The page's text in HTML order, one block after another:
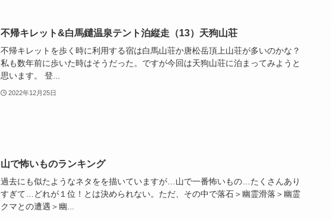
不帰キレット&白馬鑓温泉テント泊縦走（13）天狗山荘
不帰キレットを歩く時に利用する宿は白馬山荘か唐松岳頂上山荘が多いのかな？
私も数年前に歩いた時はそうだった。ですが今回は天狗山荘に泊まってみようと
思います。 登...
2022年12月25日
山で怖いものランキング
過去にも似たようなネタをを描いていますが…山で一番怖いもの…たくさんあり
すぎて…どれが１位！とは決められない。ただ、その中で落石＞幽霊滑落＞幽霊
クマとの遭遇＞幽...